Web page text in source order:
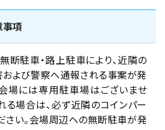
事項
断駐車・路上駐車により、近隣の
よび警察へ通報される事案が発
場には専用駐車場はございませ
る場合は、必ず近隣のコインパー
さい。会場周辺への無断駐車が発